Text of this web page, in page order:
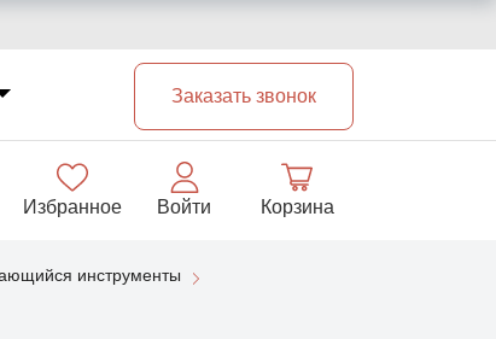
Заказать звонок
Избранное Войти Корзина
инструменты